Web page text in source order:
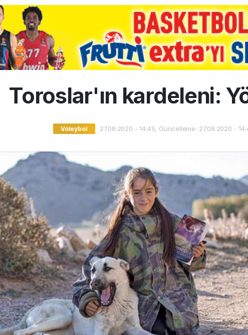
Toroslar'ın kardeleni:
Voleybol 27.08.2020 - 14:45, Güncelleme: 27.08.2020 -